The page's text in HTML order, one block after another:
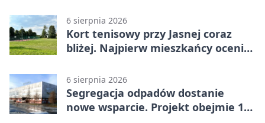
6 sierpnia 2026
Kort tenisowy przy Jasnej coraz
bliżej. Najpierw mieszkańcy ocenią
6 sierpnia 2026
Segregacja odpadów dostanie
nowe wsparcie. Projekt obejmie 15